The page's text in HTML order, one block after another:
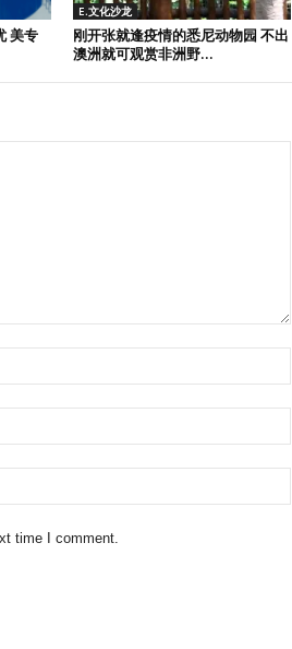
美专
E.文化沙龙
刚开张就逢疫情的悉尼动物园 不出
澳洲就可观赏非洲野...
time I comment.